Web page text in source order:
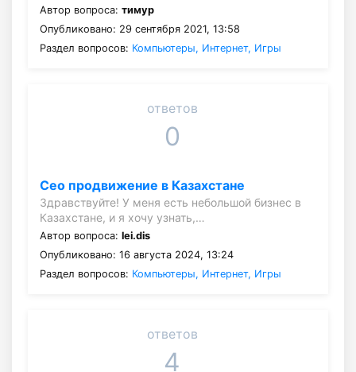
Автор вопроса: тимур
Опубликовано: 29 сентября 2021, 13:58
Раздел вопросов: Компьютеры, Интернет, Игры
ответов
0
Сео продвижение в Казахстане
Здравствуйте! У меня есть небольшой бизнес в
Казахстане, и я хочу узнать,…
Автор вопроса: lei.dis
Опубликовано: 16 августа 2024, 13:24
Раздел вопросов: Компьютеры, Интернет, Игры
ответов
4